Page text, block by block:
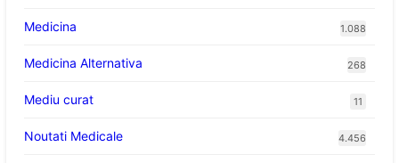
Medicina 1.088
Medicina Alternativa 268
Mediu curat 11
Noutati Medicale 4.456